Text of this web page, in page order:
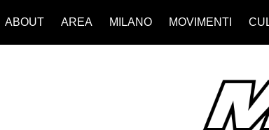
ABOUT AREA MILANO MOVIMENTI